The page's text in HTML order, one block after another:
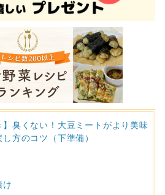
】臭くない！大豆ミートがより美味
し方のコツ（下準備）
け